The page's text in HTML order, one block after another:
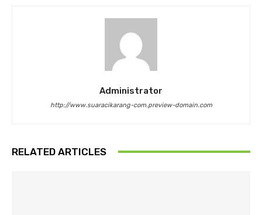
Administrator
http://www.suaracikarang-com.preview-domain.com
RELATED ARTICLES